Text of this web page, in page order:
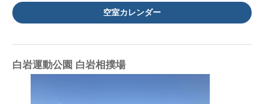
空室カレンダー
白岩運動公園 白岩相撲場